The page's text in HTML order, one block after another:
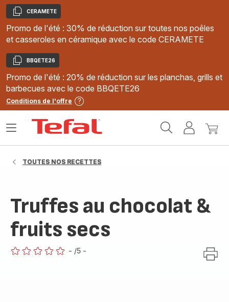
Copier
CERAMETE
Promo de l'été : 30% de réduction sur toutes nos poêles
et casseroles en céramique avec le code CERAMETE
Copier
BBQETE26
Promo de l'été : 20% de réduction sur les planchas, grills et
barbecues avec le code BBQETE26
Conditions de l'offre
MonMon
Ouvrir
TOUTES NOS RECETTES
Truffes au chocolat &
fruits secs
- /5 -